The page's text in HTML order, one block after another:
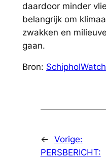
daardoor minder
belangrijk om
zwakken en
gaan.
Bron: SchipholWatch
← Vorige:
PERSBERICHT: